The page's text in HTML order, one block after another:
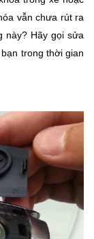
vẫn chưa rút ra
này? Hãy gọi sửa
trong thời gian